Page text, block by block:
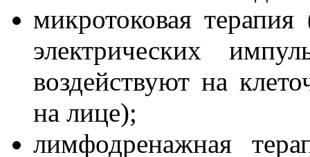
микротоковая
электрических
воздействуют на
на лице);
лимфодренажная